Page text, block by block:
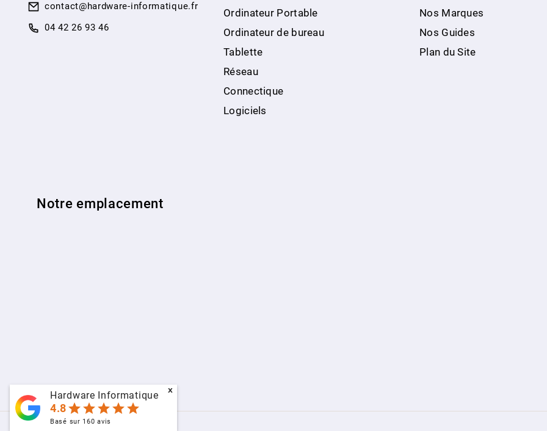
contact@hardware-informatique.fr
04 42 26 93 46
Ordinateur Portable
Ordinateur de bureau
Tablette
Réseau
Connectique
Logiciels
Nos Marques
Nos Guides
Plan du Site
Notre emplacement
Hardware Informatique
4.8 starstarstarstarstar
Basé sur 160 avis
x